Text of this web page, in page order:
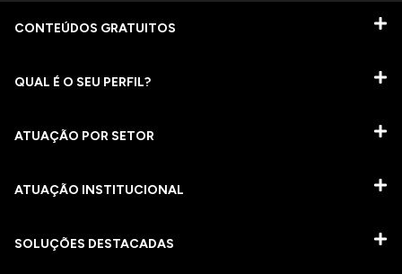
CONTEÚDOS GRATUITOS
QUAL É O SEU PERFIL?
ATUAÇÃO POR SETOR
ATUAÇÃO INSTITUCIONAL
SOLUÇÕES DESTACADAS